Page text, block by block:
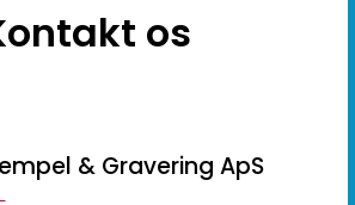
os
& Gravering ApS